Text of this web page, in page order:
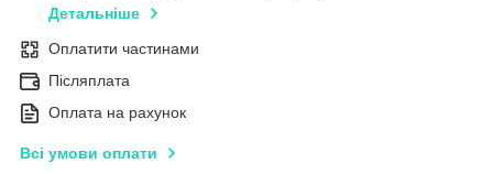
Детальніше
Оплатити частинами
Післяплата
Оплата на рахунок
Всі умови оплати